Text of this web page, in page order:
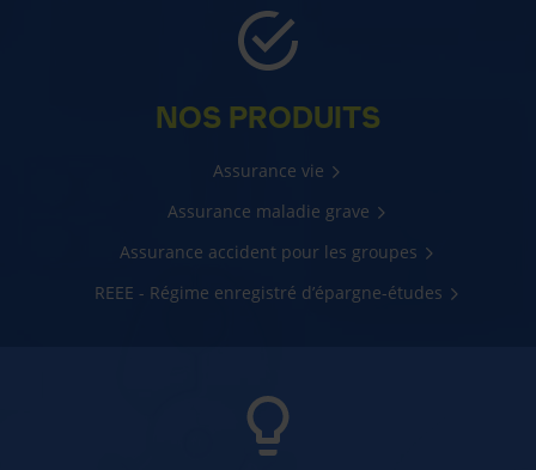
NOS PRODUITS
Assurance vie
Assurance maladie grave
Assurance accident pour les groupes
REEE - Régime enregistré d’épargne-études